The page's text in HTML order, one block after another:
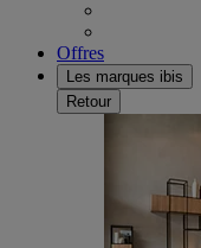
Offres
Les marques ibis
Retour